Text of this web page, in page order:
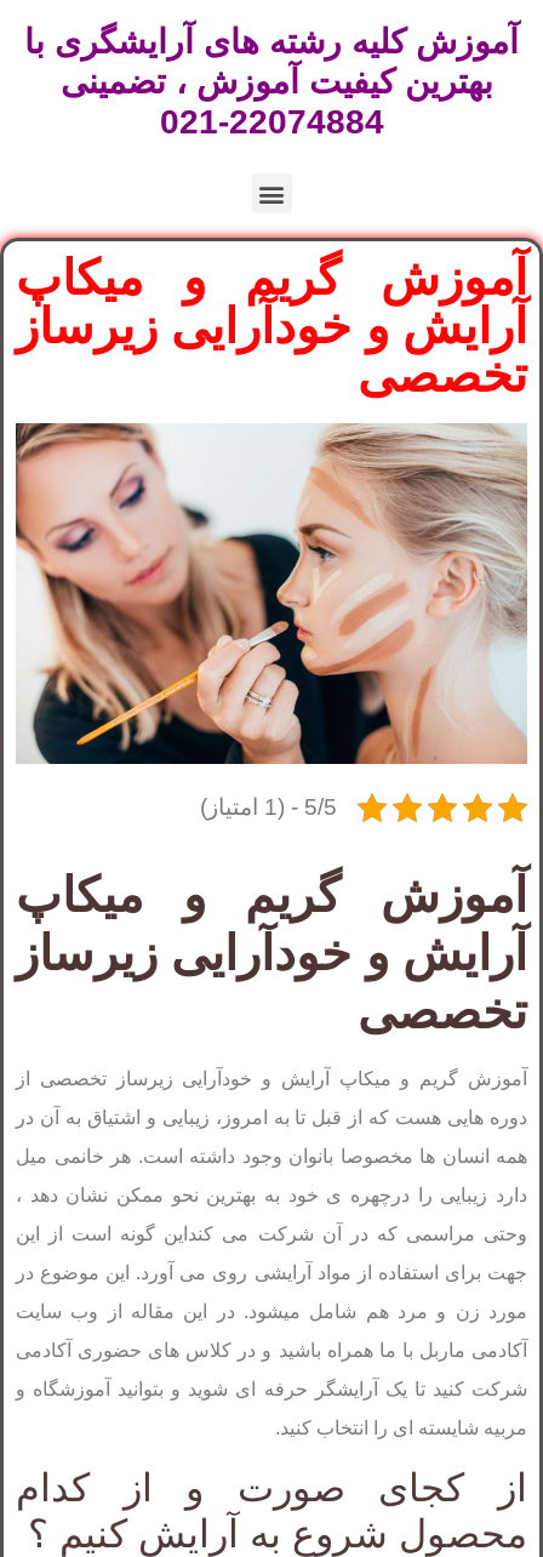
آموزش کلیه رشته های آرایشگری با
بهترین کیفیت آموزش ، تضمینی
22074884-021
آموزش گریم و میکاپ
آرایش و خودآرایی زیرساز
تخصصی
5/5 - (1 امتیاز)
آموزش گریم و میکاپ
آرایش و خودآرایی زیرساز
تخصصی
آموزش گریم و میکاپ آرایش و خودآرایی زیرساز تخصصی از
دوره هایی هست که از قبل تا به امروز، زیبایی و اشتیاق به آن در
همه انسان ها مخصوصا بانوان وجود داشته است. هر خانمی میل
دارد زیبایی را درچهره ی خود به بهترین نحو ممکن نشان دهد ،
وحتی مراسمی که در آن شرکت می کنداین گونه است از این
جهت برای استفاده از مواد آرایشی روی می آورد. این موضوع در
مورد زن و مرد هم شامل میشود. در این مقاله از وب سایت
آکادمی ماربل با ما همراه باشید و در کلاس های حضوری آکادمی
شرکت کنید تا یک آرایشگر حرفه ای شوید و بتوانید آموزشگاه و
مربیه شایسته ای را انتخاب کنید.
از کجای صورت و از کدام
محصول شروع به آرایش کنیم ؟